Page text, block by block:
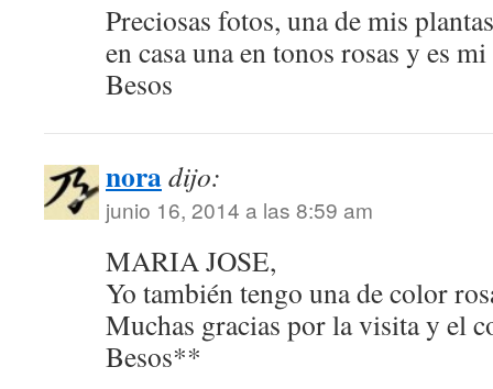
Preciosas fotos, una de mis
en casa una en tonos rosas y es
Besos
noradijo:
junio 16, 2014 a las 8:59 am
MARIA JOSE,
Yo también tengo una de color
Muchas gracias por la visita y el
Besos**